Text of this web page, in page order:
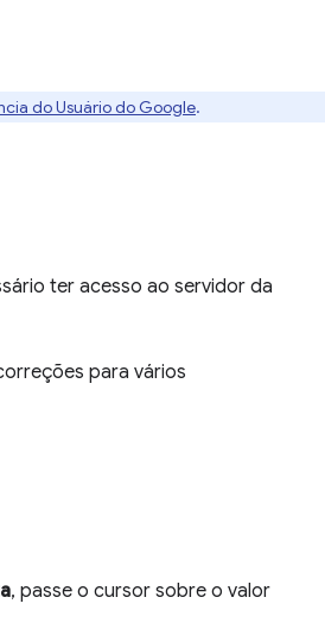
do Usuário do Google.
ter acesso ao servidor da
para vários
, passe o cursor sobre o valor